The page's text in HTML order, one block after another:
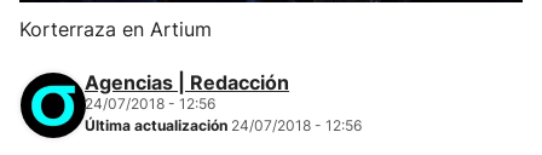
Korterraza en Artium
Agencias | Redacción
24/07/2018 - 12:56
Última actualización 24/07/2018 - 12:56